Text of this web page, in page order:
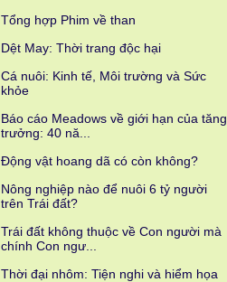
Tổng hợp Phim về than
Dệt May: Thời trang độc hại
Cá nuôi: Kinh tế, Môi trường và Sức
khỏe
Báo cáo Meadows về giới hạn của tăng
trưởng: 40 nă...
Động vật hoang dã có còn không?
Nông nghiệp nào để nuôi 6 tỷ người
trên Trái đất?
Trái đất không thuộc về Con người mà
chính Con ngư...
Thời đại nhôm: Tiện nghi và hiểm họa